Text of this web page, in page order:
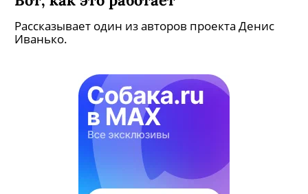
Рассказывает один из авторов проекта Денис
Иванько.